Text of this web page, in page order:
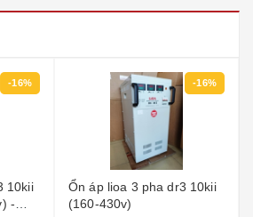
-16%
10kii
-
-16%
Ổn áp lioa 3 pha dr3 10kii
(160-430v)